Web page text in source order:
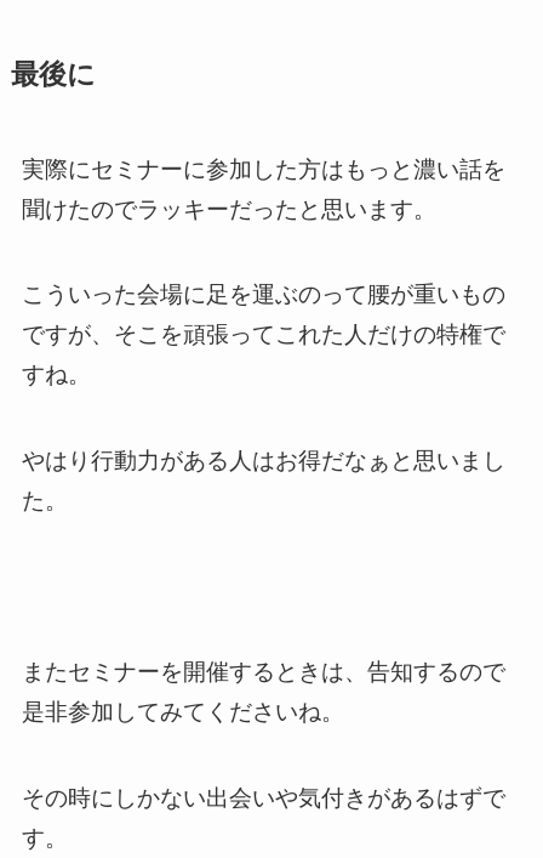
最後に
実際にセミナーに参加した方はもっと濃い話を
聞けたのでラッキーだったと思います。
こういった会場に足を運ぶのって腰が重いもの
ですが、そこを頑張ってこれた人だけの特権で
すね。
やはり行動力がある人はお得だなぁと思いまし
た。
またセミナーを開催するときは、告知するので
是非参加してみてくださいね。
その時にしかない出会いや気付きがあるはずで
す。